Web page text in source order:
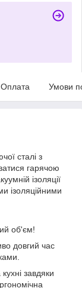
Оплата Умови
сталі з
гарячою
ізоляції
ізоляційними
об'єм!
довгий час
завдяки